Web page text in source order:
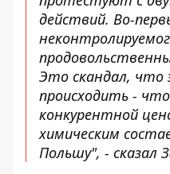
действий. Во-
Это скандал, что
происходить -
конкурентной
химическим
Польшу", - сказал